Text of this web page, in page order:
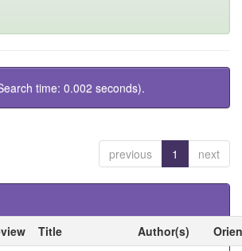
time: 0.002 seconds).
previous 1 next
Title Author(s)